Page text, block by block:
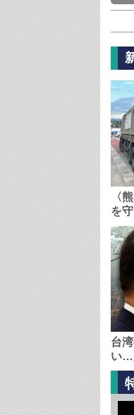
〈
を
台
い…